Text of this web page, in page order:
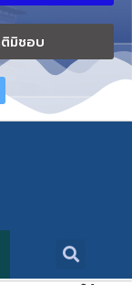
ติมิชอบ